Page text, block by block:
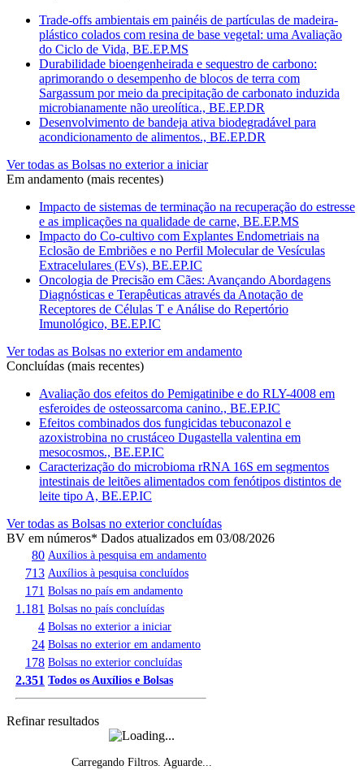
Trade-offs ambientais em painéis de partículas de madeira-
plástico colados com resina de base vegetal: uma Avaliação
do Ciclo de Vida, BE.EP.MS
Durabilidade bioengenheirada e sequestro de carbono:
aprimorando o desempenho de blocos de terra com
Sargassum por meio da precipitação de carbonato induzida
microbianamente não ureolítica., BE.EP.DR
Desenvolvimento de bandeja ativa biodegradável para
acondicionamento de alimentos., BE.EP.DR
Ver todas as Bolsas no exterior a iniciar
Em andamento (mais recentes)
Impacto de sistemas de terminação na recuperação do estresse
e as implicações na qualidade de carne, BE.EP.MS
Impacto do Co-cultivo com Explantes Endometriais na
Eclosão de Embriões e no Perfil Molecular de Vesículas
Extracelulares (EVs), BE.EP.IC
Oncologia de Precisão em Cães: Avançando Abordagens
Diagnósticas e Terapêuticas através da Anotação de
Receptores de Células T e Análise do Repertório
Imunológico, BE.EP.IC
Ver todas as Bolsas no exterior em andamento
Concluídas (mais recentes)
Avaliação dos efeitos do Pemigatinibe e do RLY-4008 em
esferoides de osteossarcoma canino., BE.EP.IC
Efeitos combinados dos fungicidas tebuconazol e
azoxistrobina no crustáceo Dugastella valentina em
mesocosmos., BE.EP.IC
Caracterização do microbioma rRNA 16S em segmentos
intestinais de leitões alimentados com fenótipos distintos de
leite tipo A, BE.EP.IC
Ver todas as Bolsas no exterior concluídas
BV em números* Dados atualizados em 03/08/2026
80 Auxílios à pesquisa em andamento
713 Auxílios à pesquisa concluídos
171 Bolsas no país em andamento
1.181 Bolsas no país concluídas
4 Bolsas no exterior a iniciar
24 Bolsas no exterior em andamento
178 Bolsas no exterior concluídas
2.351 Todos os Auxílios e Bolsas
Refinar resultados
Carregando Filtros. Aguarde...